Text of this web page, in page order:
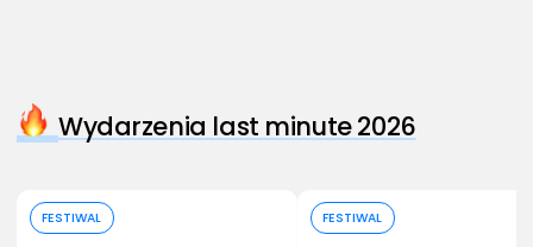
Wydarzenia last minute 2026
FESTIWAL FESTIWAL